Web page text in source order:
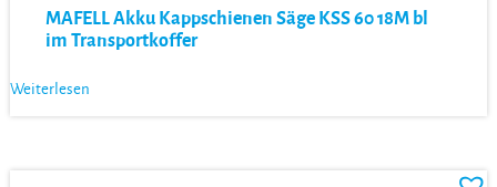
MAFELL Akku Kappschienen Säge KSS 60 18M bl
im Transportkoffer
Weiterlesen